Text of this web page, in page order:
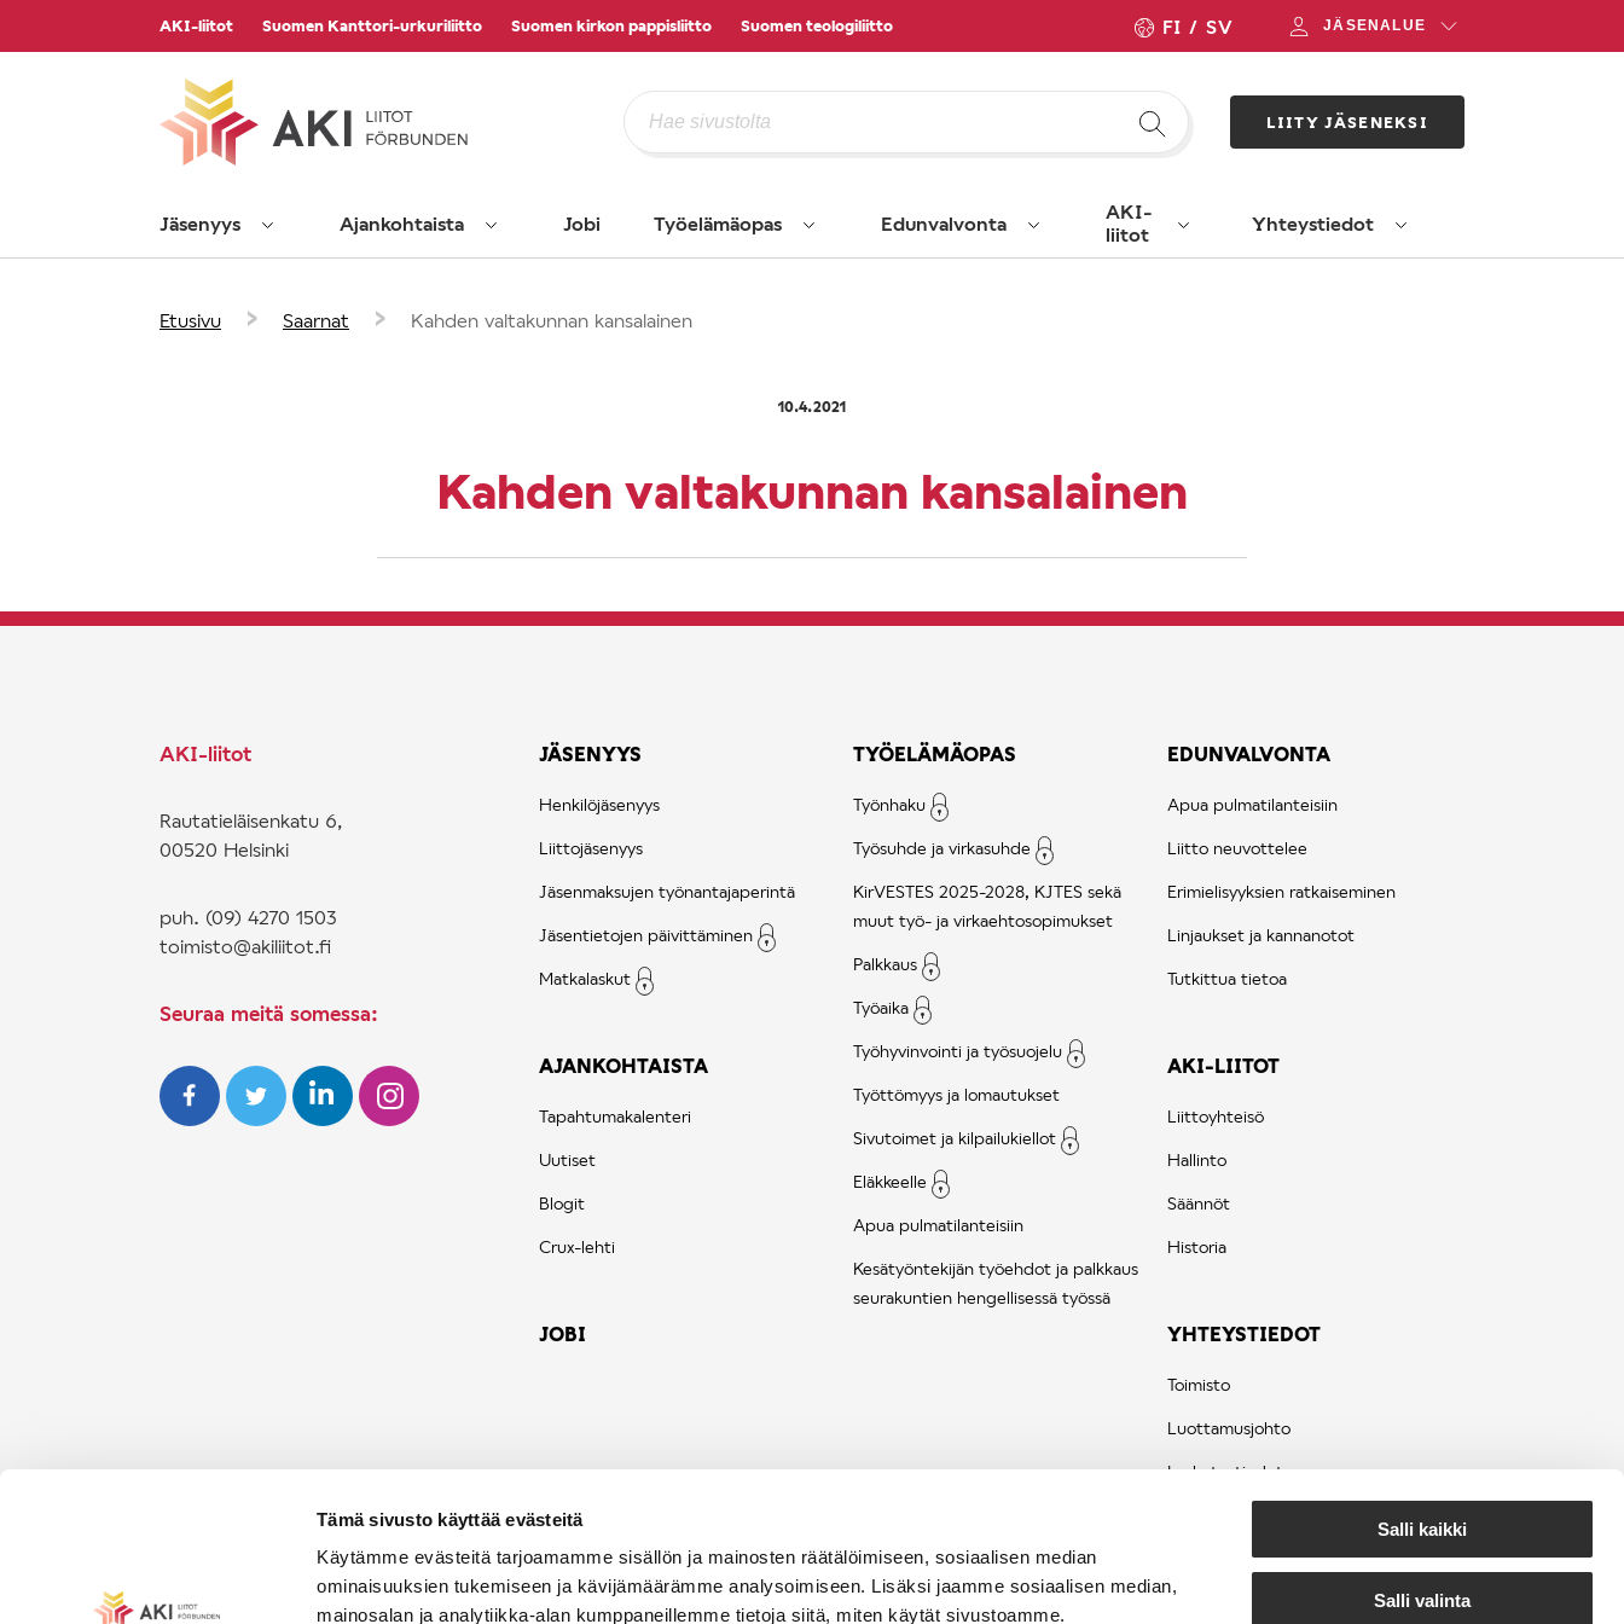
Tämä sivusto käyttää evästeitä
Käytämme evästeitä tarjoamamme sisällön ja mainosten räätälöimiseen, sosiaalisen median
ominaisuuksien tukemiseen ja kävijämäärämme analysoimiseen. Lisäksi jaamme sosiaalisen median,
mainosalan ja analytiikka-alan kumppaneillemme tietoja siitä, miten käytät sivustoamme.
Salli kaikki
Salli valinta
AKI-liitot Suomen Kanttori-urkuriliitto Suomen kirkon pappisliitto Suomen teologiliitto FI SV JÄSENALUE
LIITY JÄSENEKSI
Jäsenyys Ajankohtaista Jobi Työelämäopas Edunvalvonta
AKI-
liitot
Yhteystiedot
Etusivu › Saarnat › Kahden valtakunnan kansalainen
10.4.2021
Kahden valtakunnan kansalainen
AKI-liitot
Rautatieläisenkatu 6,
00520 Helsinki
puh. (09) 4270 1503
toimisto@akiliitot.fi
Seuraa meitä somessa:
JÄSENYYS
Henkilöjäsenyys
Liittojäsenyys
Jäsenmaksujen työnantajaperintä
Jäsentietojen päivittäminen
Matkalaskut
AJANKOHTAISTA
Tapahtumakalenteri
Uutiset
Blogit
Crux-lehti
JOBI
TYÖELÄMÄOPAS
Työnhaku
Työsuhde ja virkasuhde
KirVESTES 2025-2028, KJTES sekä
muut työ- ja virkaehtosopimukset
Palkkaus
Työaika
Työhyvinvointi ja työsuojelu
Työttömyys ja lomautukset
Sivutoimet ja kilpailukiellot
Eläkkeelle
Apua pulmatilanteisiin
Kesätyöntekijän työehdot ja palkkaus
seurakuntien hengellisessä työssä
EDUNVALVONTA
Apua pulmatilanteisiin
Liitto neuvottelee
Erimielisyyksien ratkaiseminen
Linjaukset ja kannanotot
Tutkittua tietoa
AKI-LIITOT
Liittoyhteisö
Hallinto
Säännöt
Historia
YHTEYSTIEDOT
Toimisto
Luottamusjohto
Laskutustiedot